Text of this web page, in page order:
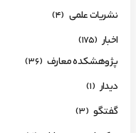
نشریات علمی (4)
اخبار (175)
پژوهشکده معارف (36)
دیدار (1)
گفتگو (3)